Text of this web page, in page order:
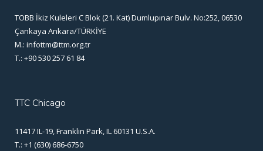
TOBB İkiz Kuleleri C Blok (21. Kat) Dumlupınar Bulv. No:252, 06530
Çankaya Ankara/TÜRKİYE
M.: infottm@ttm.org.tr
T.: +90 530 257 61 84
TTC Chicago
11417 IL-19, Franklin Park, IL 60131 U.S.A.
T.: +1 (630) 686-6750